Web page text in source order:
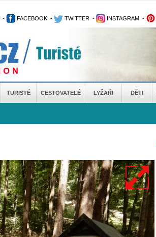
- FACEBOOK - TWITTER - INSTAGRAM -
TURISTÉ CESTOVATELÉ LYŽAŘI DĚTI